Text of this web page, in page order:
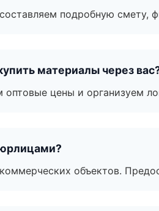
подробную смету,
материалы через
цены и организуем
объектов.